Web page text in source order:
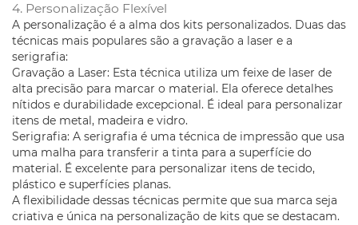
4. Personalização Flexível
A personalização é a alma dos kits personalizados. Duas das
técnicas mais populares são a gravação a laser e a
serigrafia:
Gravação a Laser: Esta técnica utiliza um feixe de laser de
alta precisão para marcar o material. Ela oferece detalhes
nítidos e durabilidade excepcional. É ideal para personalizar
itens de metal, madeira e vidro.
Serigrafia: A serigrafia é uma técnica de impressão que usa
uma malha para transferir a tinta para a superfície do
material. É excelente para personalizar itens de tecido,
plástico e superfícies planas.
A flexibilidade dessas técnicas permite que sua marca seja
criativa e única na personalização de kits que se destacam.